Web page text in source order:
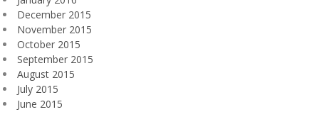
December 2015
November 2015
October 2015
September 2015
August 2015
July 2015
June 2015